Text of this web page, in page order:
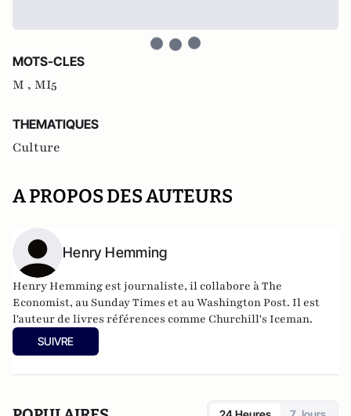
MOTS-CLES
M , MI5
THEMATIQUES
Culture
A PROPOS DES AUTEURS
Henry Hemming
Henry Hemming est journaliste, il collabore à The
Economist, au Sunday Times et au Washington Post. Il est
l'auteur de livres références comme Churchill's Iceman.
SUIVRE